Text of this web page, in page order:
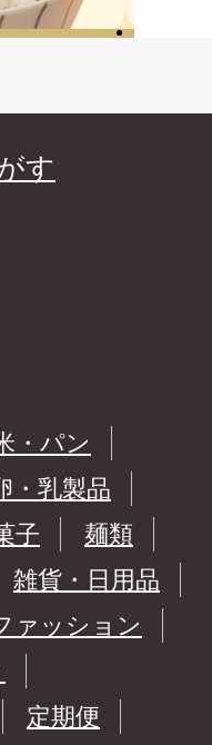
す
・パン
・乳製品
子
麺類
雑貨・日用品
ァッション
定期便